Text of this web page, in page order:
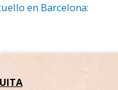
en Barcelona: